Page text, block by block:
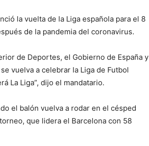
la vuelta de la Liga española para el 8
de la pandemia del coronavirus.
de Deportes, el Gobierno de España y
vuelva a celebrar la Liga de Futbol
La Liga”, dijo el mandatario.
el balón vuelva a rodar en el césped
que lidera el Barcelona con 58